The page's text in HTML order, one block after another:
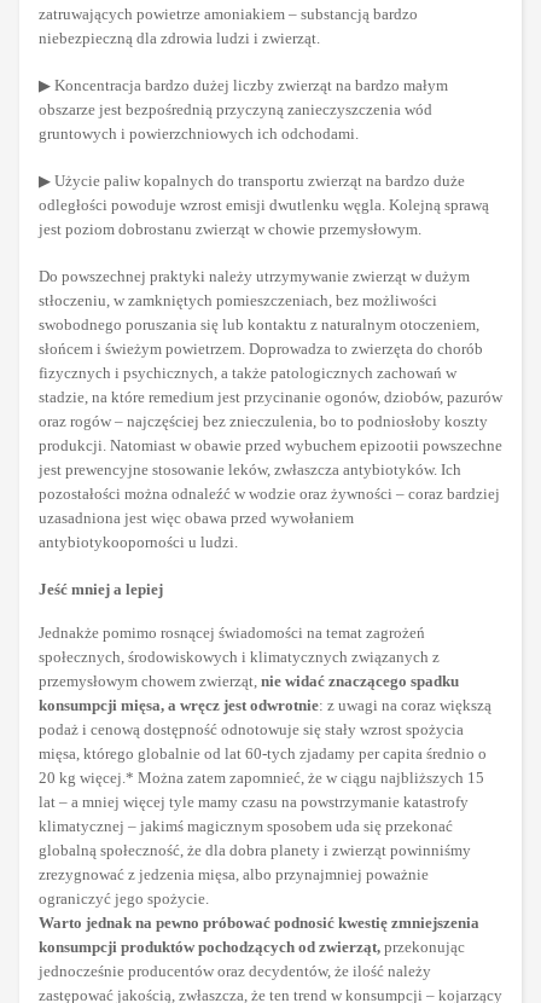
zatruwających powietrze amoniakiem – substancją bardzo
niebezpieczną dla zdrowia ludzi i zwierząt.
▶ Koncentracja bardzo dużej liczby zwierząt na bardzo małym
obszarze jest bezpośrednią przyczyną zanieczyszczenia wód
gruntowych i powierzchniowych ich odchodami.
▶ Użycie paliw kopalnych do transportu zwierząt na bardzo duże
odległości powoduje wzrost emisji dwutlenku węgla. Kolejną sprawą
jest poziom dobrostanu zwierząt w chowie przemysłowym.
Do powszechnej praktyki należy utrzymywanie zwierząt w dużym
stłoczeniu, w zamkniętych pomieszczeniach, bez możliwości
swobodnego poruszania się lub kontaktu z naturalnym otoczeniem,
słońcem i świeżym powietrzem. Doprowadza to zwierzęta do chorób
fizycznych i psychicznych, a także patologicznych zachowań w
stadzie, na które remedium jest przycinanie ogonów, dziobów, pazurów
oraz rogów – najczęściej bez znieczulenia, bo to podniosłoby koszty
produkcji. Natomiast w obawie przed wybuchem epizootii powszechne
jest prewencyjne stosowanie leków, zwłaszcza antybiotyków. Ich
pozostałości można odnaleźć w wodzie oraz żywności – coraz bardziej
uzasadniona jest więc obawa przed wywołaniem
antybiotykooporności u ludzi.
Jeść mniej a lepiej
Jednakże pomimo rosnącej świadomości na temat zagrożeń
społecznych, środowiskowych i klimatycznych związanych z
przemysłowym chowem zwierząt, nie widać znaczącego spadku
konsumpcji mięsa, a wręcz jest odwrotnie: z uwagi na coraz większą
podaż i cenową dostępność odnotowuje się stały wzrost spożycia
mięsa, którego globalnie od lat 60-tych zjadamy per capita średnio o
20 kg więcej.* Można zatem zapomnieć, że w ciągu najbliższych 15
lat – a mniej więcej tyle mamy czasu na powstrzymanie katastrofy
klimatycznej – jakimś magicznym sposobem uda się przekonać
globalną społeczność, że dla dobra planety i zwierząt powinniśmy
zrezygnować z jedzenia mięsa, albo przynajmniej poważnie
ograniczyć jego spożycie.
Warto jednak na pewno próbować podnosić kwestię zmniejszenia
konsumpcji produktów pochodzących od zwierząt, przekonując
jednocześnie producentów oraz decydentów, że ilość należy
zastępować jakością, zwłaszcza, że ten trend w konsumpcji – kojarzący